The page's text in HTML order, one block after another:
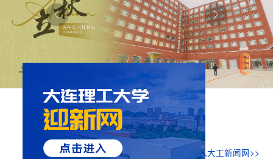
大工新闻
进入大工新闻网>>